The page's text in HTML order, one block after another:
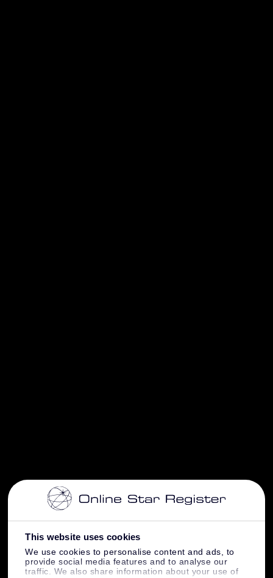
This website uses cookies
We use cookies to personalise content and ads, to
provide social media features and to analyse our
traffic. We also share information about your use of